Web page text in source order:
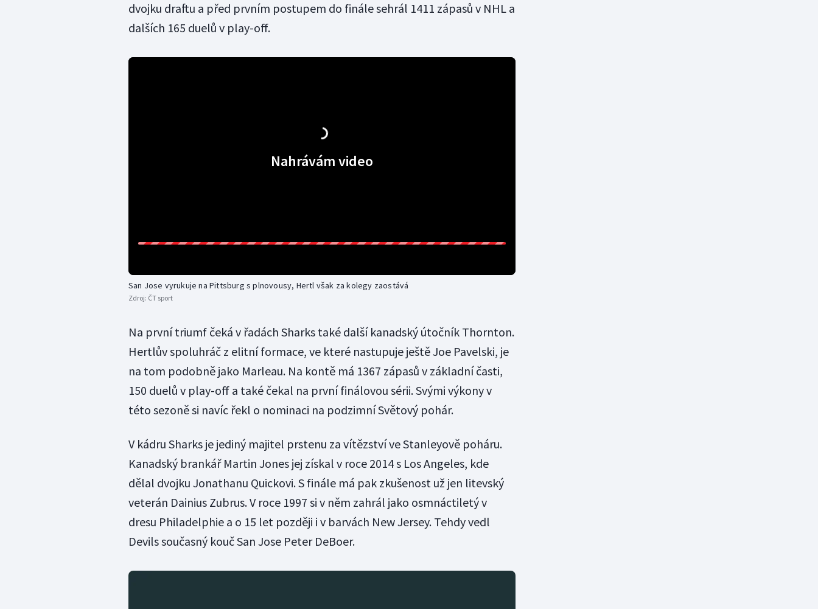
dvojku draftu a před prvním postupem do finále sehrál 1411 zápasů v NHL a
dalších 165 duelů v play-off.
Nahrávám video
San Jose vyrukuje na Pittsburg s plnovousy, Hertl však za kolegy zaostává
Zdroj: ČT sport
Na první triumf čeká v řadách Sharks také další kanadský útočník Thornton.
Hertlův spoluhráč z elitní formace, ve které nastupuje ještě Joe Pavelski, je
na tom podobně jako Marleau. Na kontě má 1367 zápasů v základní časti,
150 duelů v play-off a také čekal na první finálovou sérii. Svými výkony v
této sezoně si navíc řekl o nominaci na podzimní Světový pohár.
V kádru Sharks je jediný majitel prstenu za vítězství ve Stanleyově poháru.
Kanadský brankář Martin Jones jej získal v roce 2014 s Los Angeles, kde
dělal dvojku Jonathanu Quickovi. S finále má pak zkušenost už jen litevský
veterán Dainius Zubrus. V roce 1997 si v něm zahrál jako osmnáctiletý v
dresu Philadelphie a o 15 let později i v barvách New Jersey. Tehdy vedl
Devils současný kouč San Jose Peter DeBoer.